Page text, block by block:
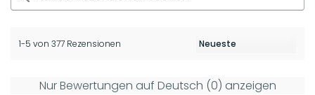
1-5 von 377 Rezensionen
Nur Bewertungen auf Deutsch (0) anzeigen